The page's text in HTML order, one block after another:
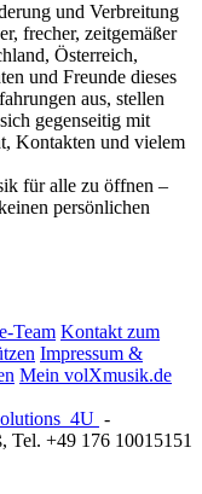
und Verbreitung
frecher, zeitgemäßer
Österreich,
und Freunde dieses
aus, stellen
gegenseitig mit
Kontakten und vielem
für alle zu öffnen –
persönlichen
Team Kontakt zum
Impressum &
Mein volXmusik.de
4U -
, Tel. +49 176 10015151